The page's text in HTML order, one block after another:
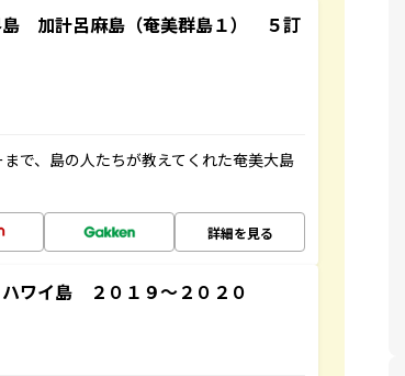
加計呂麻島（奄美群島１） ５訂
で、島の人たちが教えてくれた奄美大島
詳細を見る
ワイ島 ２０１９～２０２０